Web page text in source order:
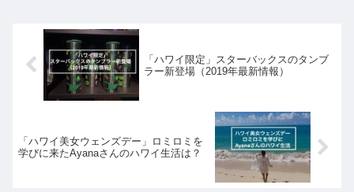
「ハワイ限定」スターバックスのタンブ
ラー新登場（2019年最新情報）
「ハワイ美女ウェンズデー」ロミロミを
学びに来たAyanaさんのハワイ生活は？